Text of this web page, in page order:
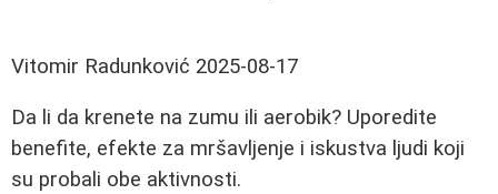
Vitomir Radunković 2025-08-17
Da li da krenete na zumu ili aerobik? Uporedite
benefite, efekte za mršavljenje i iskustva ljudi koji
su probali obe aktivnosti.